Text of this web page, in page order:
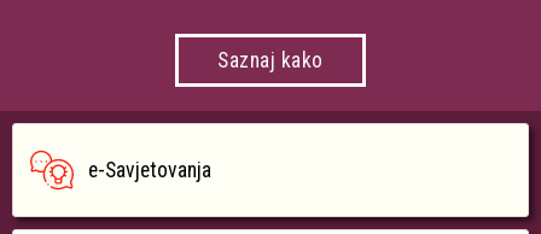
Saznaj kako
e-Savjetovanja